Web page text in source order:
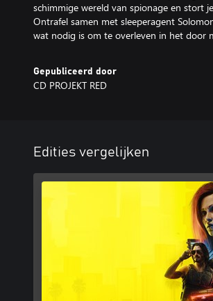
schimmige wereld van spionage en stort
Ontrafel samen met sleeperagent
wat nodig is om te overleven in het door
Gepubliceerd door
CD PROJEKT RED
Edities vergelijken